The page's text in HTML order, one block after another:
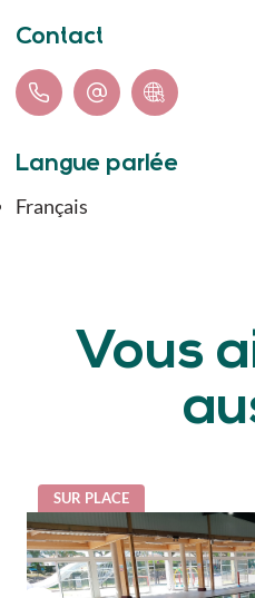
Contact
Langue parlée
Français
Vous
SUR PLACE